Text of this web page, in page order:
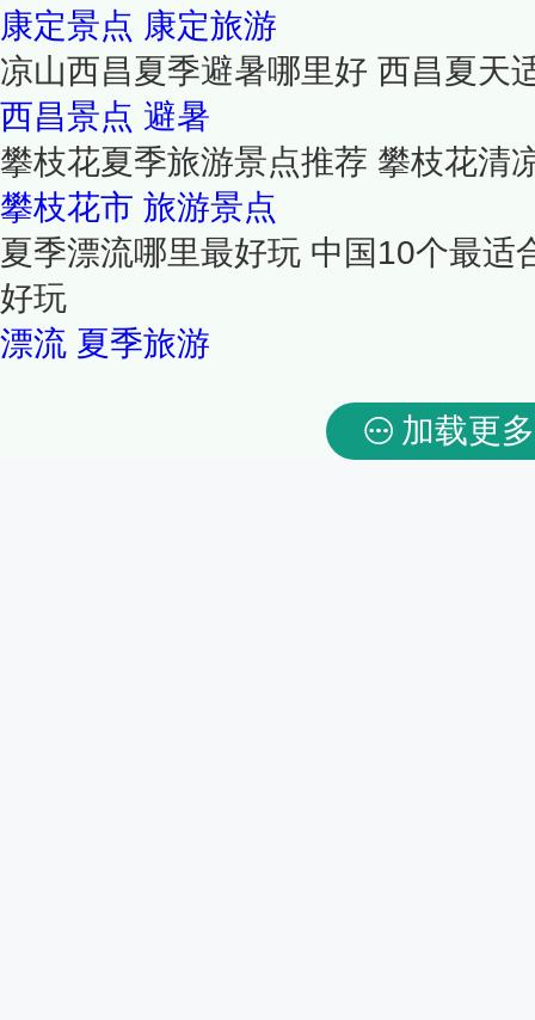
康定景点 康定旅游
凉山西昌夏季避暑哪里好 西昌夏天
西昌景点 避暑
攀枝花夏季旅游景点推荐 攀枝花清
攀枝花市 旅游景点
夏季漂流哪里最好玩 中国10个最适
好玩
漂流 夏季旅游
加载更多